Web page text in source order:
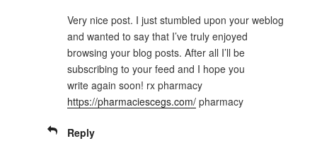
Very nice post. I just stumbled upon your weblog
and wanted to say that I’ve truly enjoyed
browsing your blog posts. After all I’ll be
subscribing to your feed and I hope you
write again soon! rx pharmacy
https://pharmaciescegs.com/ pharmacy
Reply